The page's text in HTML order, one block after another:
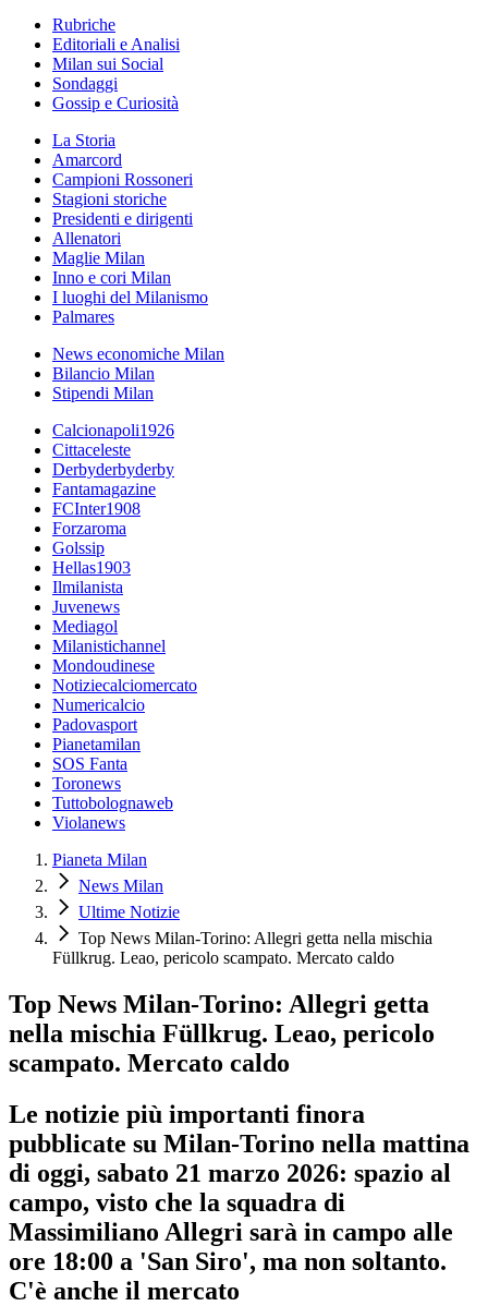
Rubriche
Editoriali e Analisi
Milan sui Social
Sondaggi
Gossip e Curiosità
La Storia
Amarcord
Campioni Rossoneri
Stagioni storiche
Presidenti e dirigenti
Allenatori
Maglie Milan
Inno e cori Milan
I luoghi del Milanismo
Palmares
News economiche Milan
Bilancio Milan
Stipendi Milan
Calcionapoli1926
Cittaceleste
Derbyderbyderby
Fantamagazine
FCInter1908
Forzaroma
Golssip
Hellas1903
Ilmilanista
Juvenews
Mediagol
Milanistichannel
Mondoudinese
Notiziecalciomercato
Numericalcio
Padovasport
Pianetamilan
SOS Fanta
Toronews
Tuttobolognaweb
Violanews
Pianeta Milan
News Milan
Ultime Notizie
Top News Milan-Torino: Allegri getta nella mischia
Füllkrug. Leao, pericolo scampato. Mercato caldo
Top News Milan-Torino: Allegri getta
nella mischia Füllkrug. Leao, pericolo
scampato. Mercato caldo
Le notizie più importanti finora
pubblicate su Milan-Torino nella mattina
di oggi, sabato 21 marzo 2026: spazio al
campo, visto che la squadra di
Massimiliano Allegri sarà in campo alle
ore 18:00 a 'San Siro', ma non soltanto.
C'è anche il mercato